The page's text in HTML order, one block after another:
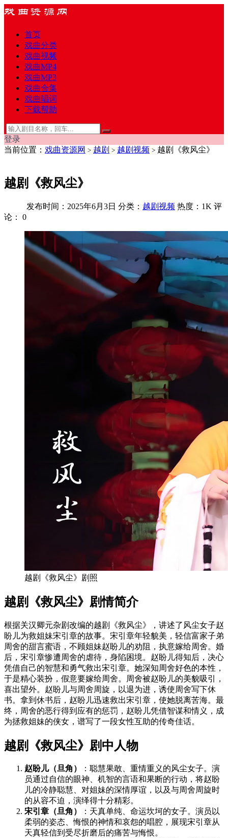
首页
戏曲分类
戏曲视频
戏曲MP4
戏曲MP3
戏曲合集
戏曲唱词
下载帮助
登录
当前位置： 戏曲资源网 > 越剧 > 越剧视频 > 越剧《救风尘》
越剧《救风尘》
发布时间：2025年6月3日 分类： 越剧视频 热度：1K 评
论：
0
越剧《救风尘》剧照
越剧《救风尘》剧情简介
根据关汉卿元杂剧改编的越剧《救风尘》，讲述了风尘女子赵
盼儿为救姐妹宋引章的故事。宋引章年轻貌美，轻信富家子弟
周舍的甜言蜜语，不顾姐妹赵盼儿的劝阻，执意嫁给周舍。婚
后，宋引章惨遭周舍的虐待，身陷困境。赵盼儿得知后，决心
凭借自己的智慧和勇气救出宋引章。她深知周舍好色的本性，
于是精心装扮，假意要嫁给周舍。周舍被赵盼儿的美貌吸引，
喜出望外。赵盼儿与周舍周旋，以退为进，诱使周舍写下休
书。拿到休书后，赵盼儿迅速救出宋引章，使她脱离苦海。最
终，周舍的恶行得到应有的惩罚，赵盼儿凭借智谋和情义，成
为拯救姐妹的侠女，谱写了一段女性互助的传奇佳话。
越剧《救风尘》剧中人物
赵盼儿（旦角）
：聪慧果敢、重情重义的风尘女子。演
员通过自信的眼神、机智的言语和果断的行动，将赵盼
儿的冷静聪慧、对姐妹的深情厚谊，以及与周舍周旋时
的从容不迫，演绎得十分精彩。
宋引章（旦角）
：天真单纯、命运坎坷的女子。演员以
柔弱的姿态、悔恨的神情和哀怨的唱腔，展现宋引章从
天真轻信到受尽折磨后的痛苦与悔恨。